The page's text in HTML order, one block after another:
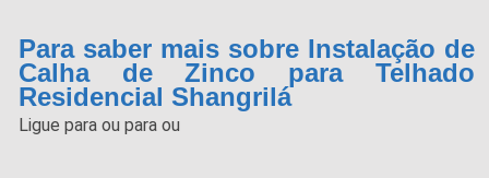
Para saber mais sobre Instalação de
Calha de Zinco para Telhado
Residencial Shangrilá
Ligue paraou paraou